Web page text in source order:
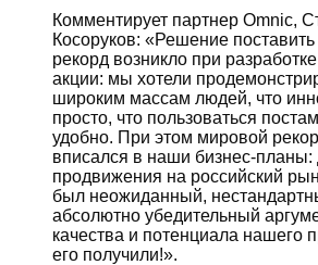
Комментирует партнер Omnic,
Косоруков: «Решение
рекорд возникло при
акции: мы хотели
широким массам людей, что
просто, что пользоваться
удобно. При этом мировой
вписался в наши бизнес-планы:
продвижения на российский
был неожиданный,
абсолютно убедительный
качества и потенциала нашего
его получили!».